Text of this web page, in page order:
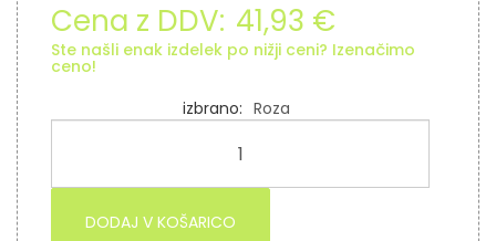
Cena z DDV: 41,93 €
Ste našli enak izdelek po nižji ceni? Izenačimo
ceno!
izbrano
Roza
DODAJ V KOŠARICO